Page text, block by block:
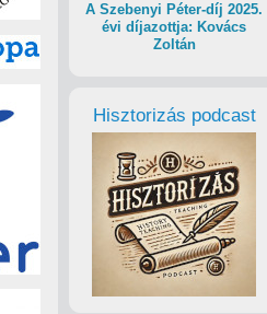
A Szebenyi Péter-díj 2025.
évi díjazottja: Kovács
Zoltán
Hisztorizás podcast